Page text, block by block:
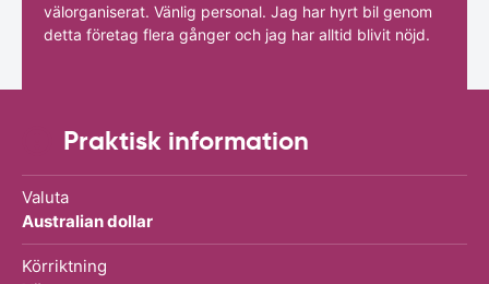
välorganiserat. Vänlig personal. Jag har hyrt bil genom
detta företag flera gånger och jag har alltid blivit nöjd.
Praktisk information
Valuta
Australian dollar
Körriktning